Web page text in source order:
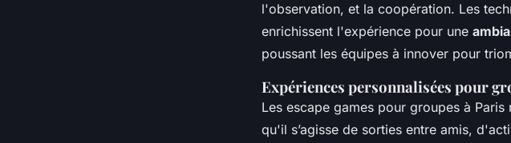
l'observation, et la coopération. Les
enrichissent l'expérience pour une
poussant les équipes à innover pour
Expériences personnalisées pour
Les escape games pour groupes à Paris
qu'il s’agisse de sorties entre amis,